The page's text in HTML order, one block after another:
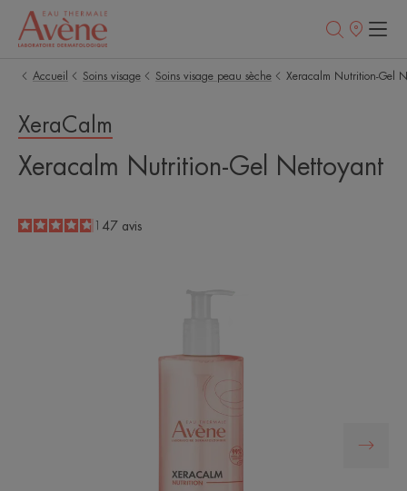
Points
Accueil
Soins visage Soins visage peau sèche Xeracalm Nutrition-Gel
XeraCalm
Xeracalm Nutrition-Gel Nettoyant
4.8
/5147 avis